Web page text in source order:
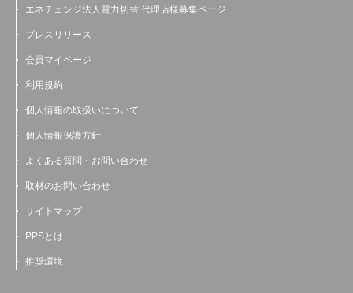
エネチェンジ法人電力切替 代理店様募集ページ
プレスリリース
会員マイページ
利用規約
個人情報の取扱いについて
個人情報保護方針
よくある質問・お問い合わせ
取材のお問い合わせ
サイトマップ
PPSとは
推奨環境